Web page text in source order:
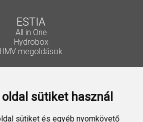
sütiket használ
sütiket és egyéb nyomkövető
ESTIA
All in One
Hydrobox
HMV megoldások
Lakossági Split
Ipari Split
ESTIA